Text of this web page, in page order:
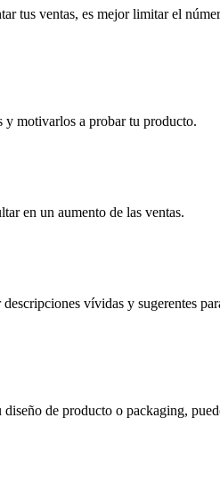
tus ventas, es mejor limitar el
y motivarlos a probar tu producto.
en un aumento de las ventas.
vívidas y sugerentes
de producto o packaging,